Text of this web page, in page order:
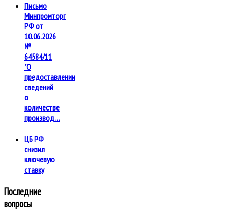
Письмо
Минпромторг
РФ от
10.06.2026
№
64584/11
"О
предоставлении
сведений
о
количестве
производ…
ЦБ РФ
снизил
ключевую
ставку
Последние
вопросы